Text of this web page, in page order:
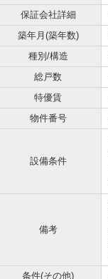
保証会社詳細
築年月(築年数)
種別/構造
総戸数
特優賃
物件番号
設備条件
備考
条件(その他)